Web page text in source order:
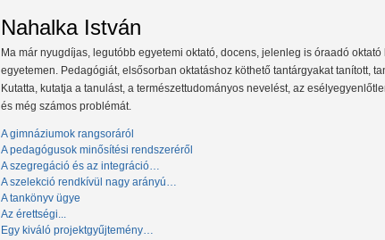
Nahalka István
Ma már nyugdíjas, legutóbb egyetemi oktató, docens, jelenleg is óraadó oktató
egyetemen. Pedagógiát, elsősorban oktatáshoz köthető tantárgyakat tanított,
Kutatta, kutatja a tanulást, a természettudományos nevelést, az
és még számos problémát.
A gimnáziumok rangsoráról
A pedagógusok minősítési rendszeréről
A szegregáció és az integráció…
A szelekció rendkívül nagy arányú…
A tankönyv ügye
Az érettségi...
Egy kiváló projektgyűjtemény…